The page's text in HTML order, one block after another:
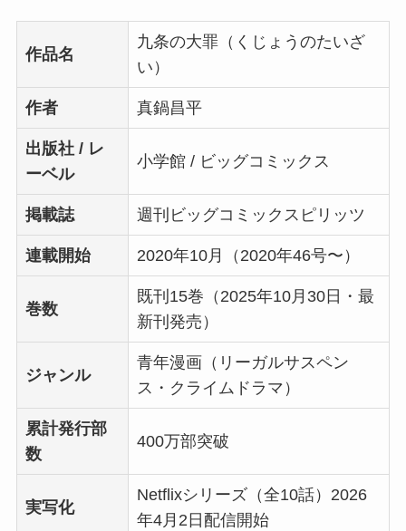
作品名
九条の大罪（くじょうのたいざ
い）
作者 真鍋昌平
出版社 / レ
ーベル
小学館 / ビッグコミックス
掲載誌 週刊ビッグコミックスピリッツ
連載開始 2020年10月（2020年46号〜）
巻数
既刊15巻（2025年10月30日・最
新刊発売）
ジャンル
青年漫画（リーガルサスペン
ス・クライムドラマ）
累計発行部
数
400万部突破
実写化
Netflixシリーズ（全10話）2026
年4月2日配信開始